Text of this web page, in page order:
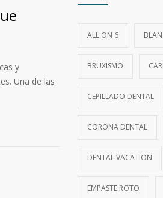
y
Una de las
ALL ON 6
BRUXISMO
CEPILLADO DENTAL
CORONA DENTAL
DENTAL VACATION
EMPASTE ROTO